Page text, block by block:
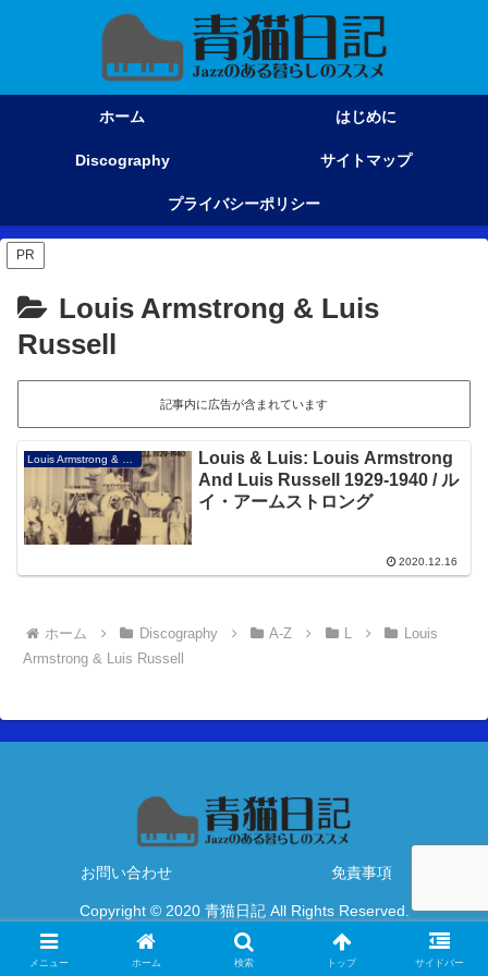
ホーム はじめに
Discography サイトマップ
プライバシーポリシー
PR
Louis Armstrong & Luis
Russell
記事内に広告が含まれています
Louis & Luis: Louis Armstrong
And Luis Russell 1929-1940 / ル
イ・アームストロング
2020.12.16
ホーム Discography A-Z L
Louis
Armstrong & Luis Russell
お問い合わせ 免責事項
Copyright © 2020 青猫日記 All Rights Reserved.
メニュー ホーム 検索 トップ サイドバー